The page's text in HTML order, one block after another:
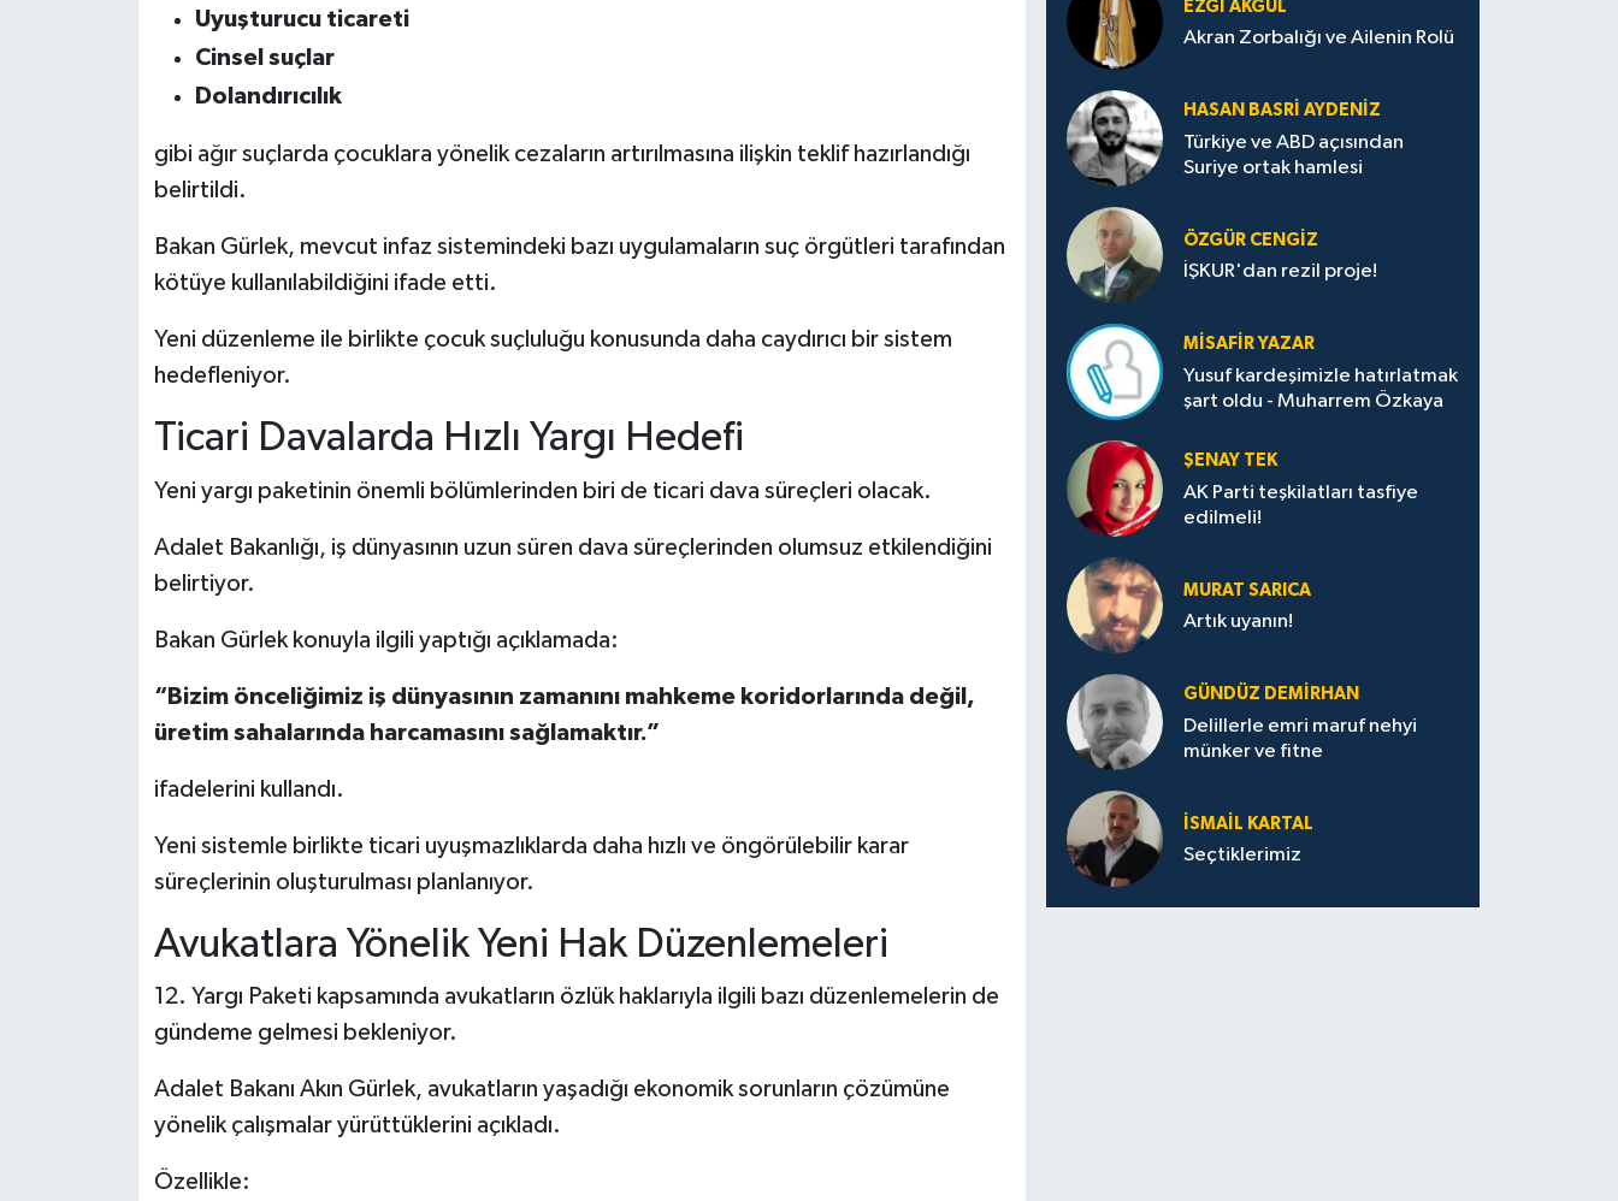
Uyuşturucu ticareti
Cinsel suçlar
Dolandırıcılık
gibi ağır suçlarda çocuklara yönelik cezaların artırılmasına ilişkin teklif hazırlandığı
belirtildi.
Bakan Gürlek, mevcut infaz sistemindeki bazı uygulamaların suç örgütleri tarafından
kötüye kullanılabildiğini ifade etti.
Yeni düzenleme ile birlikte çocuk suçluluğu konusunda daha caydırıcı bir sistem
hedefleniyor.
Ticari Davalarda Hızlı Yargı Hedefi
Yeni yargı paketinin önemli bölümlerinden biri de ticari dava süreçleri olacak.
Adalet Bakanlığı, iş dünyasının uzun süren dava süreçlerinden olumsuz etkilendiğini
belirtiyor.
Bakan Gürlek konuyla ilgili yaptığı açıklamada:
“Bizim önceliğimiz iş dünyasının zamanını mahkeme koridorlarında değil,
üretim sahalarında harcamasını sağlamaktır.”
ifadelerini kullandı.
Yeni sistemle birlikte ticari uyuşmazlıklarda daha hızlı ve öngörülebilir karar
süreçlerinin oluşturulması planlanıyor.
Avukatlara Yönelik Yeni Hak Düzenlemeleri
12. Yargı Paketi kapsamında avukatların özlük haklarıyla ilgili bazı düzenlemelerin de
gündeme gelmesi bekleniyor.
Adalet Bakanı Akın Gürlek, avukatların yaşadığı ekonomik sorunların çözümüne
yönelik çalışmalar yürüttüklerini açıkladı.
Özellikle:
EZGI AKGÜL
Akran Zorbalığı ve Ailenin Rolü
HASAN BASRI AYDENIZ
Türkiye ve ABD açısından
Suriye ortak hamlesi
ÖZGÜR CENGIZ
İŞKUR'dan rezil proje!
MISAFIR YAZAR
Yusuf kardeşimizle hatırlatmak
şart oldu - Muharrem Özkaya
ŞENAY TEK
AK Parti teşkilatları tasfiye
edilmeli!
MURAT SARICA
Artık uyanın!
GÜNDÜZ DEMIRHAN
Delillerle emri maruf nehyi
münker ve fitne
İSMAIL KARTAL
Seçtiklerimiz